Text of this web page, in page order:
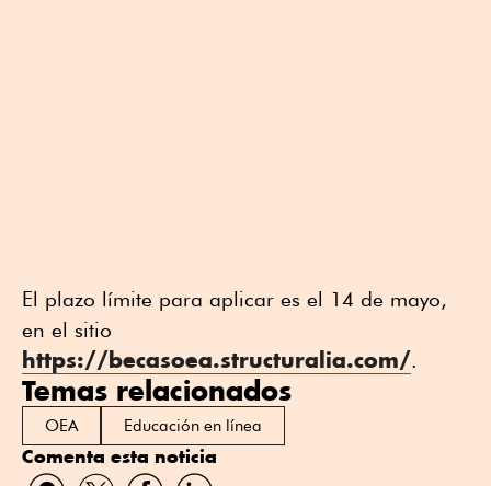
El plazo límite para aplicar es el 14 de mayo,
en el sitio
https://becasoea.structuralia.com/.
Temas relacionados
OEA Educación en línea
Comenta esta noticia